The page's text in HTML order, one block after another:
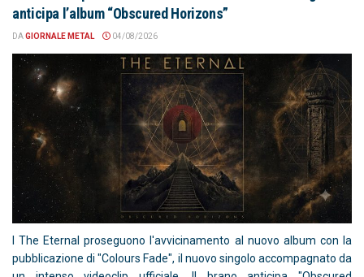
anticipa l’album “Obscured Horizons”
DAGIORNALE METAL 04/08/2026
I The Eternal proseguono l'avvicinamento al nuovo album con la
pubblicazione di "Colours Fade", il nuovo singolo accompagnato da